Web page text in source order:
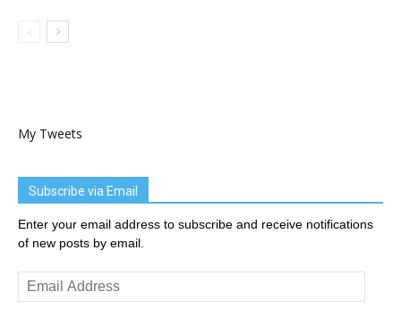
My Tweets
Subscribe via Email
Enter your email address to subscribe and receive notifications
of new posts by email.
Email
Address